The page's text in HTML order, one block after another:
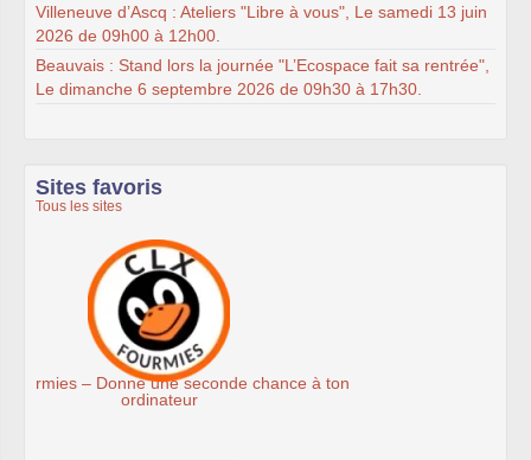
Villeneuve d’Ascq : Ateliers "Libre à vous", Le samedi 13 juin
2026 de 09h00 à 12h00.
Beauvais : Stand lors la journée "L’Ecospace fait sa rentrée",
Le dimanche 6 septembre 2026 de 09h30 à 17h30.
Sites favoris
Tous les sites
Association Éthiciel